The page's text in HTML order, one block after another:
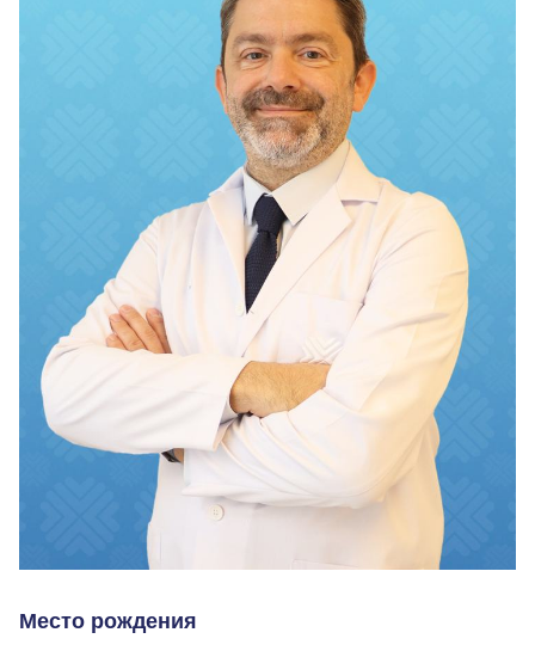
Место рождения